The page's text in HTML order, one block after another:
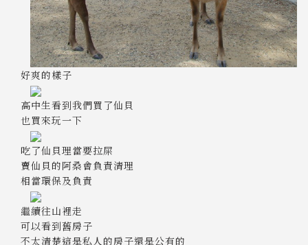
好爽的樣子
高中生看到我們買了仙貝
也買來玩一下
吃了仙貝理當要拉屎
賣仙貝的阿桑會負責清理
相當環保及負責
繼續往山裡走
可以看到舊房子
不太清楚這是私人的房子還是公有的